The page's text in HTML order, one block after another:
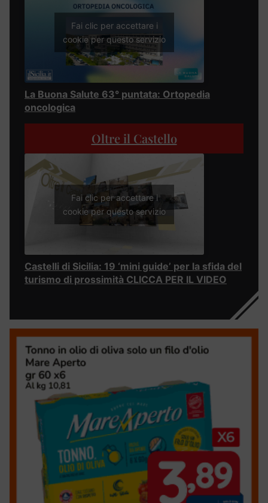
Fai clic per accettare i
cookie per questo servizio
La Buona Salute 63° puntata: Ortopedia
oncologica
Oltre il Castello
Fai clic per accettare i
cookie per questo servizio
Castelli di Sicilia: 19 ‘mini guide’ per la sfida del
turismo di prossimità CLICCA PER IL VIDEO